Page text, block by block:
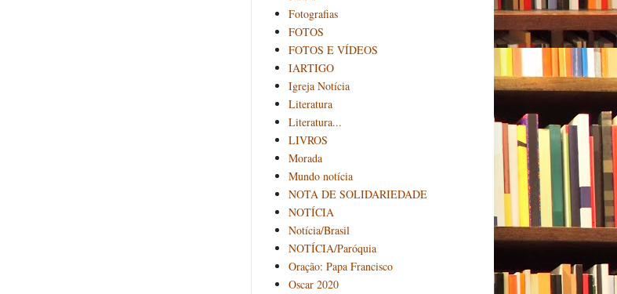
Fotografias
FOTOS
FOTOS E VÍDEOS
IARTIGO
Igreja Notícia
Literatura
Literatura...
LIVROS
Morada
Mundo notícia
NOTA DE SOLIDARIEDADE
NOTÍCIA
Notícia/Brasil
NOTÍCIA/Paróquia
Oração: Papa Francisco
Oscar 2020